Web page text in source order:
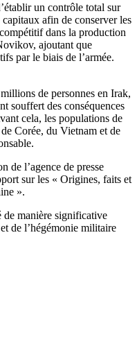
un contrôle total sur
capitaux afin de conserver les
dans la production
ajoutant que
par le biais de l’armée.
de personnes en Irak,
souffert des conséquences
cela, les populations de
Corée, du Vietnam et de
de l’agence de presse
sur les « Origines, faits et
».
manière significative
de l’hégémonie militaire